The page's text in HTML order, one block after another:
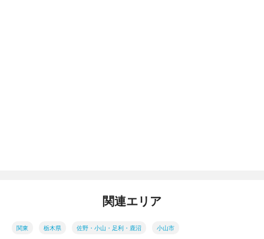
関連エリア
関東 栃木県 佐野・小山・足利・鹿沼 小山市